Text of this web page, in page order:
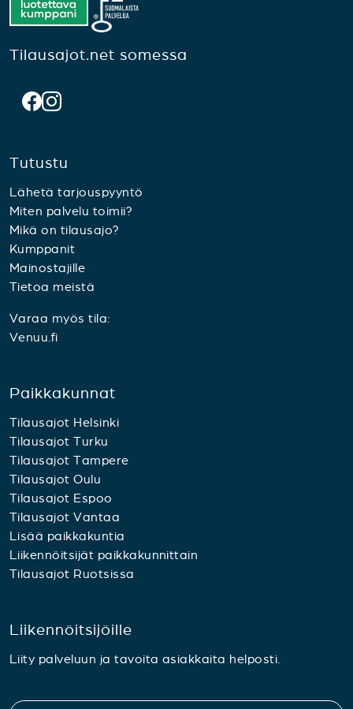
Tilausajot.net somessa
Tutustu
Lähetä tarjouspyyntö
Miten palvelu toimii?
Mikä on tilausajo?
Kumppanit
Mainostajille
Tietoa meistä
Varaa myös tila:
Venuu.fi
Paikkakunnat
Tilausajot Helsinki
Tilausajot Turku
Tilausajot Tampere
Tilausajot Oulu
Tilausajot Espoo
Tilausajot Vantaa
Lisää paikkakuntia
Liikennöitsijät paikkakunnittain
Tilausajot Ruotsissa
Liikennöitsijöille
Liity palveluun ja tavoita asiakkaita helposti.